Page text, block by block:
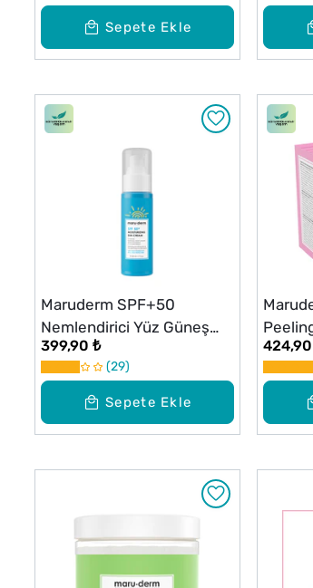
Sepete Ekle
Sepete Ekle
Maruderm SPF+50
Nemlendirici Yüz Güneş
Kremi 50 ml
399,90 ₺
29